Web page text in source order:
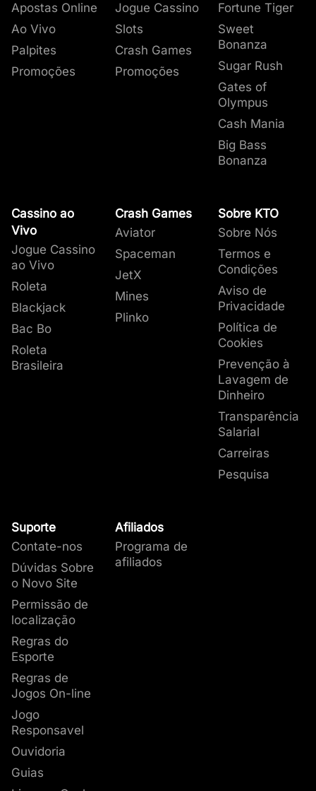
Apostas Online
Ao Vivo
Palpites
Promoções
Jogue Cassino
Slots
Crash Games
Promoções
Fortune Tiger
Sweet
Bonanza
Sugar Rush
Gates of
Olympus
Cash Mania
Big Bass
Bonanza
Cassino ao
Vivo
Jogue Cassino
ao Vivo
Roleta
Blackjack
Bac Bo
Roleta
Brasileira
Crash Games
Aviator
Spaceman
JetX
Mines
Plinko
Sobre KTO
Sobre Nós
Termos e
Condições
Aviso de
Privacidade
Política de
Cookies
Prevenção à
Lavagem de
Dinheiro
Transparência
Salarial
Carreiras
Pesquisa
Suporte
Contate-nos
Dúvidas Sobre
o Novo Site
Permissão de
localização
Regras do
Esporte
Regras de
Jogos On-line
Jogo
Responsavel
Ouvidoria
Guias
Afiliados
Programa de
afiliados